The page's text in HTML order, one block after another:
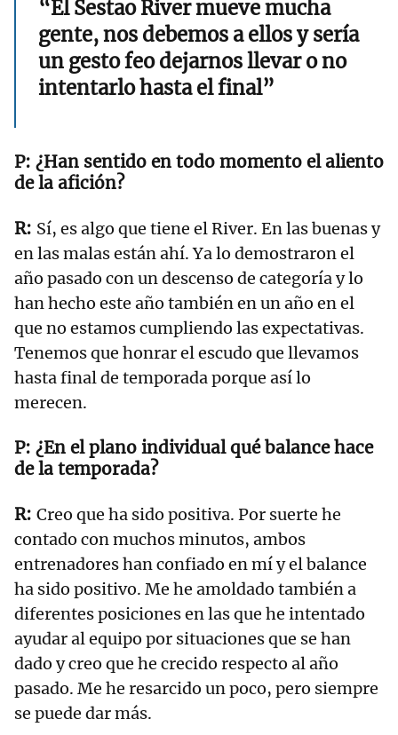
“El Sestao River mueve mucha
gente, nos debemos a ellos y sería
un gesto feo dejarnos llevar o no
intentarlo hasta el final”
¿Han sentido en todo momento el aliento
de la afición?
Sí, es algo que tiene el River. En las buenas y
en las malas están ahí. Ya lo demostraron el
año pasado con un descenso de categoría y lo
han hecho este año también en un año en el
que no estamos cumpliendo las expectativas.
Tenemos que honrar el escudo que llevamos
hasta final de temporada porque así lo
merecen.
¿En el plano individual qué balance hace
de la temporada?
Creo que ha sido positiva. Por suerte he
contado con muchos minutos, ambos
entrenadores han confiado en mí y el balance
ha sido positivo. Me he amoldado también a
diferentes posiciones en las que he intentado
ayudar al equipo por situaciones que se han
dado y creo que he crecido respecto al año
pasado. Me he resarcido un poco, pero siempre
se puede dar más.